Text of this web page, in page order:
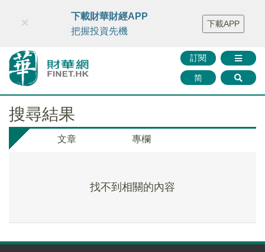
財華智庫網 FINTV FINMETA 財華證券 媒體矩陣
智庫沙龍
聯絡我們
訂閱
简
×
下載財華財經APP
把握投資先機
下載APP
搜尋結果
文章 專欄
找不到相關的內容